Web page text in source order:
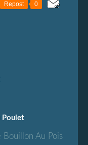
Repost 0
Poulet